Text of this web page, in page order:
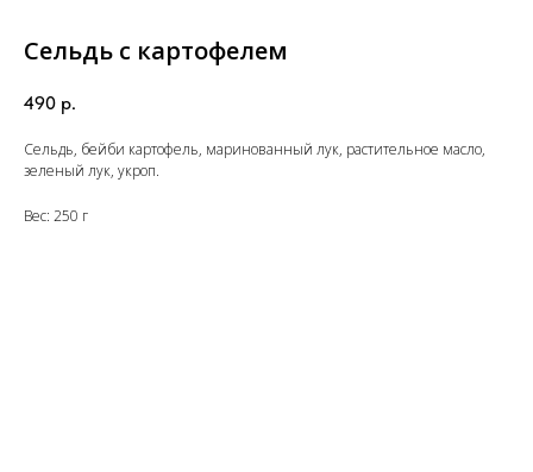
Сельдь с картофелем
490 р.
Сельдь, бейби картофель, маринованный лук, растительное масло,
зеленый лук, укроп.
Вес: 250 г